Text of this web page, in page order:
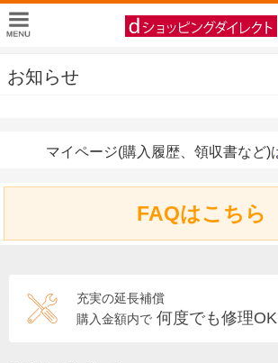
お知らせ
マイページ(購入履歴、領収書など)
FAQはこちら
充実の延長補償
購入金額内で 何度でも修理OK